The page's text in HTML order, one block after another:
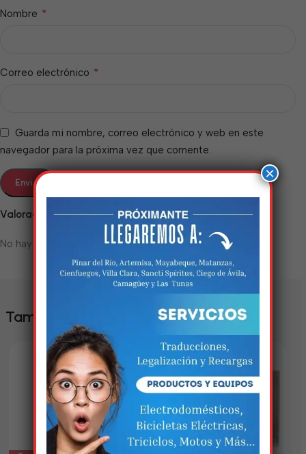
Valoraciones
No hay valoraciones aún.
Nombre *
Correo electrónico *
Guarda mi nombre, correo electrónico y web en este
navegador para la próxima vez que comente.
También te puede interesar
×
Estamos trabalhando
nisso!
Em breve, esta página estará
disponível com novidades
incríveis. Agradecemos pela
paciência e compreensão.